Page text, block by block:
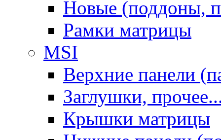
Новые (поддоны,
Рамки матрицы
MSI
Верхние панели
Заглушки,
Крышки матрицы